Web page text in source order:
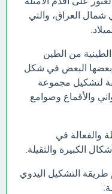
العراق، والتي
من الطين
بعضها البعض في شكل
لتشكيل مجموعة
والأقماع وصوامع
والفعالة في
الكبيرة والثقيلة.
طريقة التشكيل اليدوي